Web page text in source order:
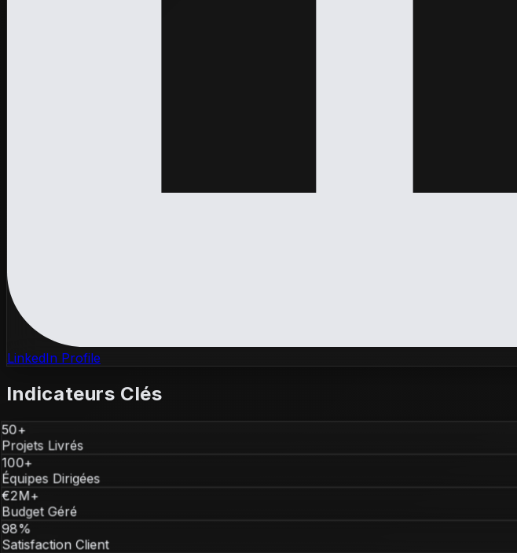
LinkedIn Profile
Indicateurs Clés
50+
Projets Livrés
100+
Équipes Dirigées
€2M+
Budget Géré
98%
Satisfaction Client